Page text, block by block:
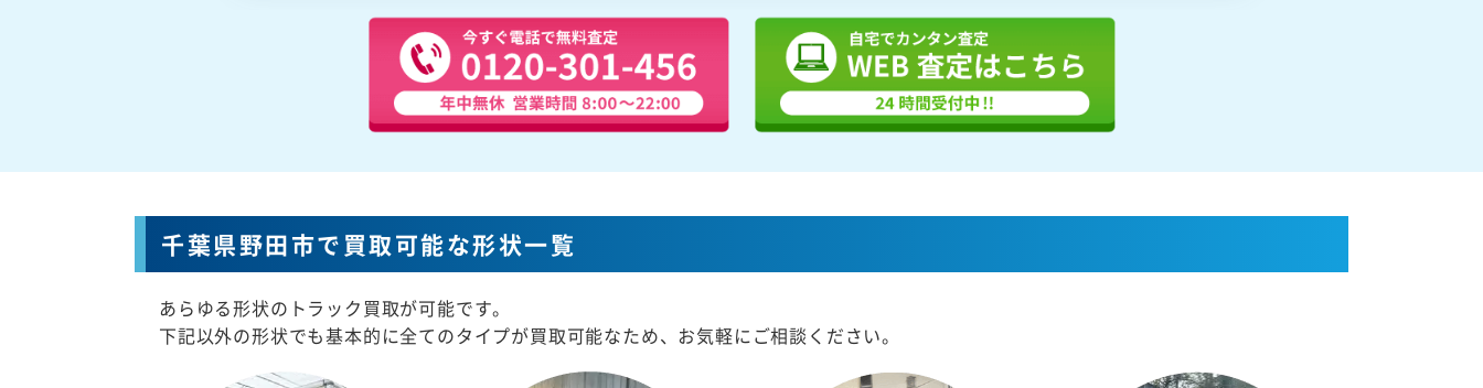
千葉県野田市で買取可能な形状一覧
あらゆる形状のトラック買取が可能です。
下記以外の形状でも基本的に全てのタイプが買取可能なため、お気軽にご相談ください。